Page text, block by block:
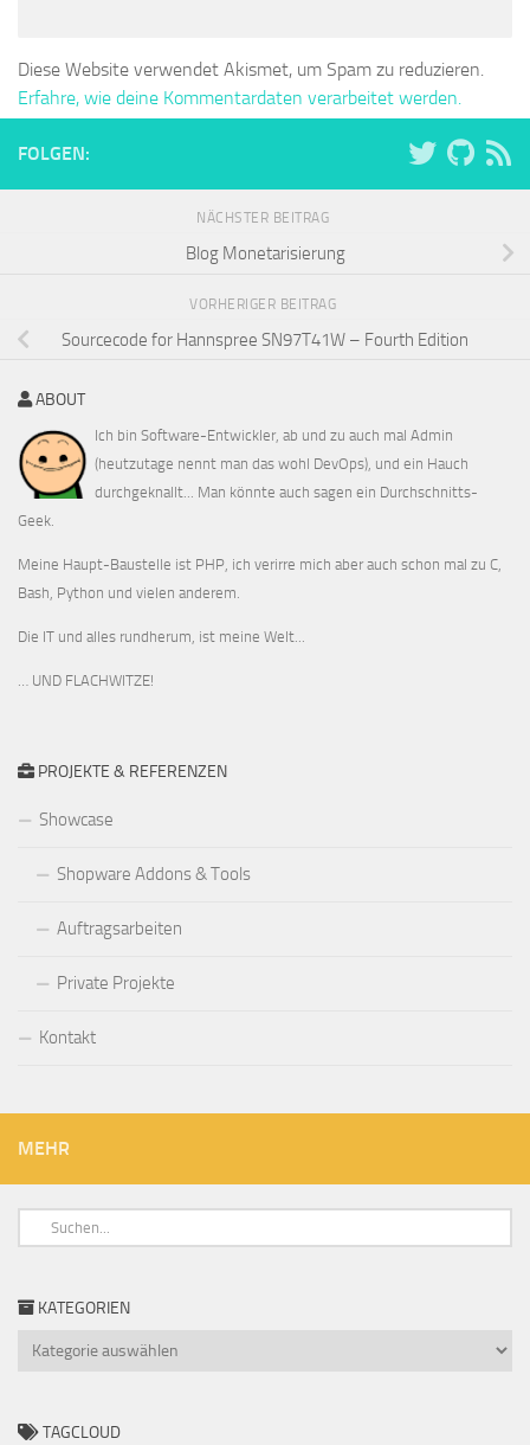
Diese Website verwendet Akismet, um Spam zu reduzieren.
Erfahre, wie deine Kommentardaten verarbeitet werden.
FOLGEN:
NÄCHSTER BEITRAG
Blog Monetarisierung
VORHERIGER BEITRAG
Sourcecode for Hannspree SN97T41W – Fourth Edition
ABOUT
Ich bin Software-Entwickler, ab und zu auch mal Admin
(heutzutage nennt man das wohl DevOps), und ein Hauch
durchgeknallt... Man könnte auch sagen ein Durchschnitts-
Geek.
Meine Haupt-Baustelle ist PHP, ich verirre mich aber auch schon mal zu C,
Bash, Python und vielen anderem.
Die IT und alles rundherum, ist meine Welt...
… UND FLACHWITZE!
PROJEKTE & REFERENZEN
Showcase
Shopware Addons & Tools
Auftragsarbeiten
Private Projekte
Kontakt
MEHR
KATEGORIEN
TAGCLOUD